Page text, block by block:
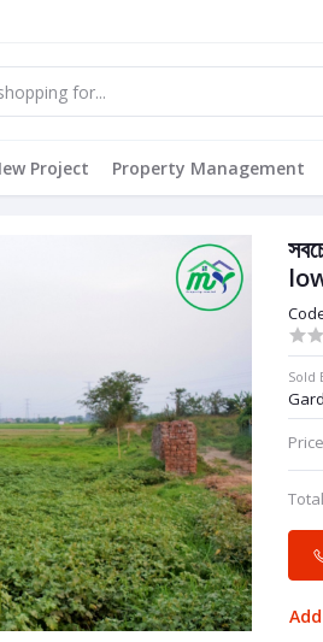
Project Property Management
Sold